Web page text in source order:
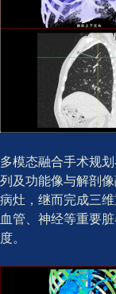
多模态融合手术规
列及功能像与解剖
病灶，继而完成三
血管、神经等重要
度。